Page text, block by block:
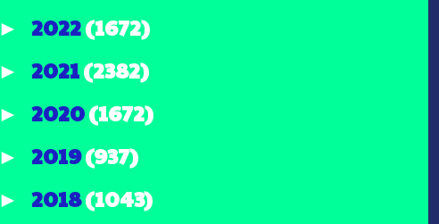
► 2022(1672)
► 2021(2382)
► 2020(1672)
► 2019(937)
► 2018(1043)